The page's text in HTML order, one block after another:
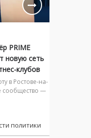
PRIME
новую сеть
клубов
в Ростове-на-
сообщество —
политики